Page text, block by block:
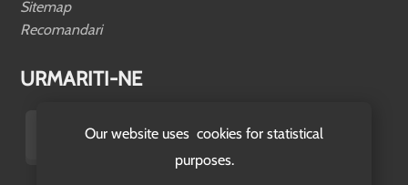
Our website uses cookies for statistical
purposes.
Sitemap
Recomandari
URMARITI-NE